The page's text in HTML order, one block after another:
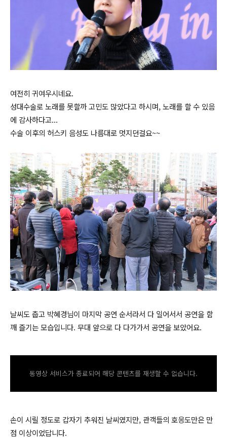
여전히 귀여우시네요.
성대수술로 노래를 못할까 고민도 많았다고 하시며, 노래를 할 수 있음
에 감사하다고...
수술 이후의 허스키 음성도 나름대로 멋지던걸요~~
날씨도 춥고 박혜경님이 마지막 공연 순서라서 다 일어서서 공연을 함
깨 즐기는 모습입니다. 무대 앞으로 다 다가가서 공연을 보았어요.
동영상 서비스가 종료되어 해당 콘텐츠를 재생할 수 없습니다.
손이 시릴 정도로 갑자기 추워진 날씨였지만, 관객들의 호응도만은 만
점 이상이었답니다.